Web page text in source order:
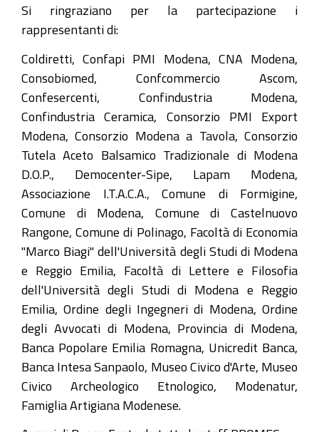
Si ringraziano per la partecipazione i
rappresentanti di:
Coldiretti, Confapi PMI Modena, CNA Modena,
Consobiomed, Confcommercio Ascom,
Confesercenti, Confindustria Modena,
Confindustria Ceramica, Consorzio PMI Export
Modena, Consorzio Modena a Tavola, Consorzio
Tutela Aceto Balsamico Tradizionale di Modena
D.O.P., Democenter-Sipe, Lapam Modena,
Associazione I.T.A.C.A., Comune di Formigine,
Comune di Modena, Comune di Castelnuovo
Rangone, Comune di Polinago, Facoltà di Economia
"Marco Biagi" dell'Università degli Studi di Modena
e Reggio Emilia, Facoltà di Lettere e Filosofia
dell'Università degli Studi di Modena e Reggio
Emilia, Ordine degli Ingegneri di Modena, Ordine
degli Avvocati di Modena, Provincia di Modena,
Banca Popolare Emilia Romagna, Unicredit Banca,
Banca Intesa Sanpaolo, Museo Civico d'Arte, Museo
Civico Archeologico Etnologico, Modenatur,
Famiglia Artigiana Modenese.